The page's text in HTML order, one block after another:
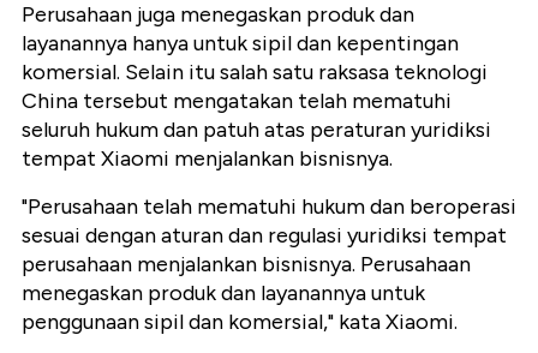
Perusahaan juga menegaskan produk dan
layanannya hanya untuk sipil dan kepentingan
komersial. Selain itu salah satu raksasa teknologi
China tersebut mengatakan telah mematuhi
seluruh hukum dan patuh atas peraturan yuridiksi
tempat Xiaomi menjalankan bisnisnya.
"Perusahaan telah mematuhi hukum dan beroperasi
sesuai dengan aturan dan regulasi yuridiksi tempat
perusahaan menjalankan bisnisnya. Perusahaan
menegaskan produk dan layanannya untuk
penggunaan sipil dan komersial," kata Xiaomi.